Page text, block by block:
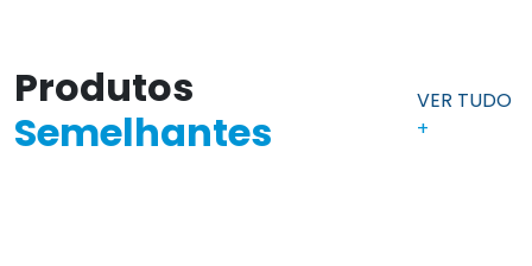
Produtos
Semelhantes
VER TUDO
+